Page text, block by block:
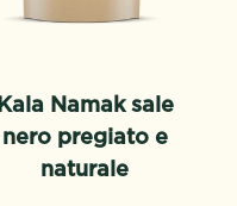
Kala Namak sale
nero pregiato e
naturale